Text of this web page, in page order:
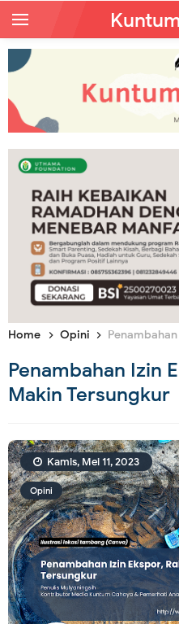
Home Opini Penambahan
Penambahan Izin
Makin Tersungkur
Opini
Kamis, Mei 11, 2023